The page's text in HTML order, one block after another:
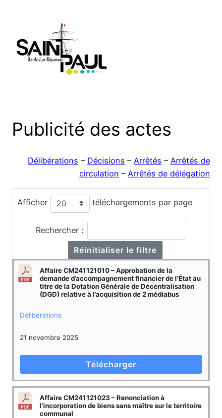
Publicité des actes
Délibérations – Décisions – Arrêtés – Arrêtés de
circulation – Arrêtés de délégation
Afficher téléchargements par page
Rechercher :
Réinitialiser le filtre
Affaire CM241121010 – Approbation de la
demande d’accompagnement financier de l’État au
titre de la Dotation Générale de Décentralisation
(DGD) relative à l’acquisition de 2 médiabus
Délibérations
21 novembre 2025
Télécharger
Affaire CM241121023 – Renonciation à
l’incorporation de biens sans maître sur le territoire
communal